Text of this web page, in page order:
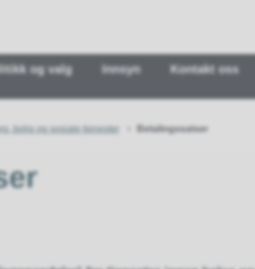
og valg Innsyn Kontakt oss
bolig og sosiale tjenester Betalingssatser